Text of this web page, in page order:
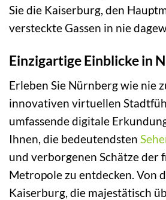
Sie die Kaiserburg, den
versteckte Gassen in nie
Einzigartige Einblicke in
Erleben Sie Nürnberg wie nie
innovativen virtuellen
umfassende digitale
Ihnen, die bedeutendsten
und verborgenen Schätze der
Metropole zu entdecken. Von
Kaiserburg, die majestätisch